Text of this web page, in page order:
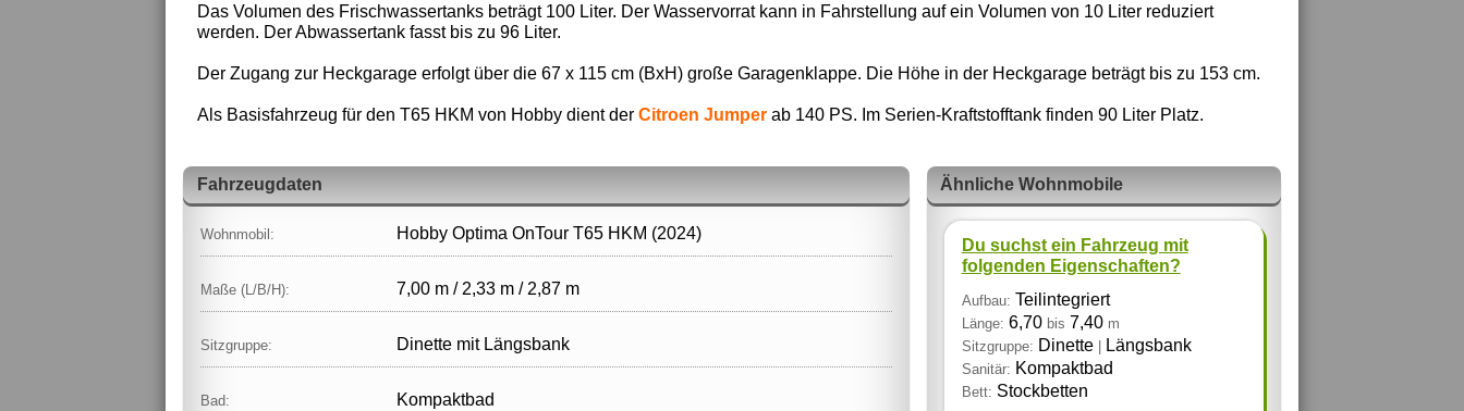
Das Volumen des Frischwassertanks beträgt 100 Liter. Der Wasservorrat kann in Fahrstellung auf ein Volumen von 10 Liter reduziert
werden. Der Abwassertank fasst bis zu 96 Liter.
Der Zugang zur Heckgarage erfolgt über die 67 x 115 cm (BxH) große Garagenklappe. Die Höhe in der Heckgarage beträgt bis zu 153 cm.
Als Basisfahrzeug für den T65 HKM von Hobby dient der Citroen Jumperab 140 PS. Im Serien-Kraftstofftank finden 90 Liter Platz.
Fahrzeugdaten
Wohnmobil: Hobby Optima OnTour T65 HKM (2024)
Maße (L/B/H): 7,00 m / 2,33 m / 2,87 m
Sitzgruppe: Dinette mit Längsbank
Bad: Kompaktbad
Ähnliche Wohnmobile
Du suchst ein Fahrzeug mit
folgenden Eigenschaften?
Aufbau: Teilintegriert
Länge: 6,70 bis 7,40 m
Sitzgruppe: Dinette Längsbank
Sanitär: Kompaktbad
Bett: Stockbetten